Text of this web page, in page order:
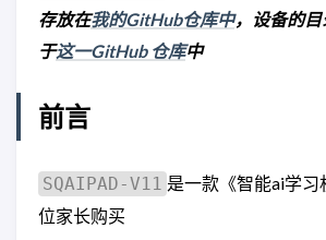
存放在我的GitHub仓库中，设备的
于这一GitHub 仓库中
前言
SQAIPAD-V11 是一款《智能ai学
位家长购买